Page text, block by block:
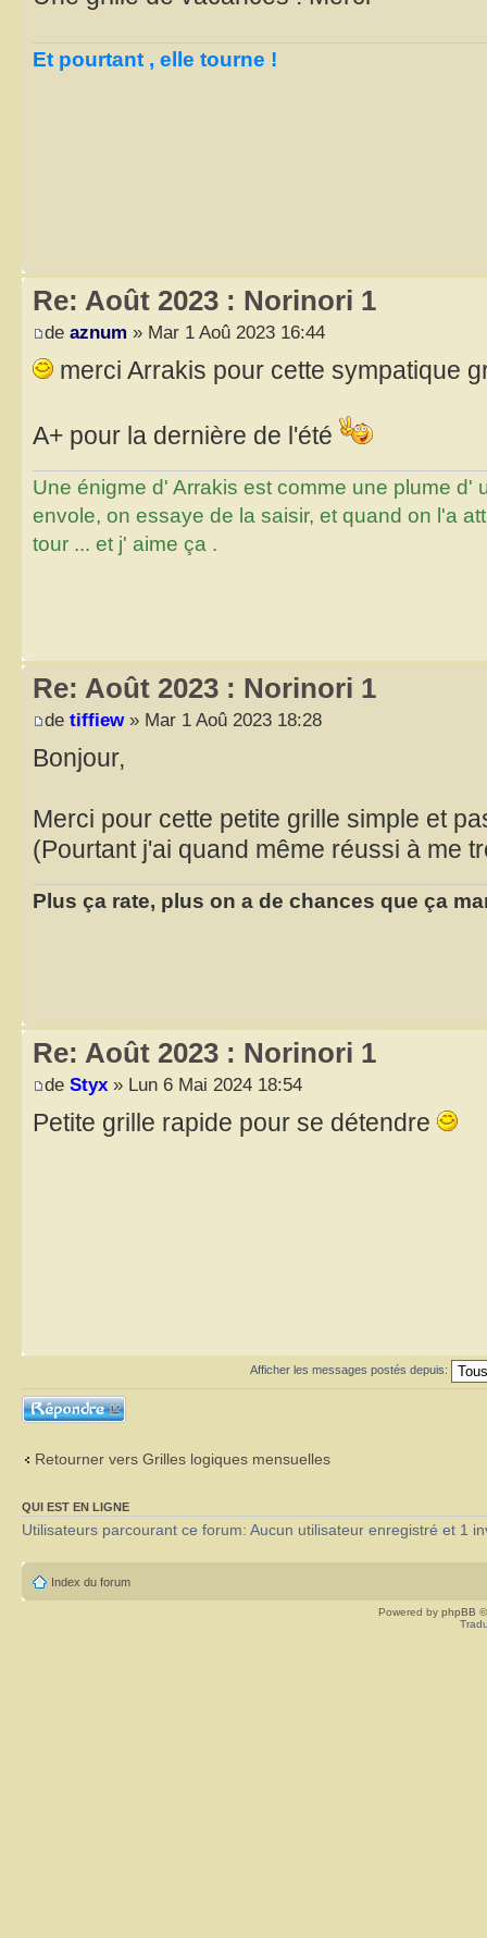
Et pourtant , elle tourne !
Re: Août 2023 : Norinori 1
de aznum » Mar 1 Aoû 2023 16:44
merci Arrakis pour cette sympatique
A+ pour la dernière de l'été
Une énigme d' Arrakis est comme une plume d'
envole, on essaye de la saisir, et quand on l'a
tour ... et j' aime ça .
Re: Août 2023 : Norinori 1
de tiffiew» Mar 1 Aoû 2023 18:28
Bonjour,
Merci pour cette petite grille simple et
(Pourtant j'ai quand même réussi à me
Plus ça rate, plus on a de chances que ça
Re: Août 2023 : Norinori 1
de Styx » Lun 6 Mai 2024 18:54
Petite grille rapide pour se détendre
Afficher les messages postés depuis:
Répondre
Retourner vers Grilles logiques mensuelles
QUI EST EN LIGNE
Utilisateurs parcourant ce forum: Aucun utilisateur enregistré et 1
Index du forum
Powered by phpBB